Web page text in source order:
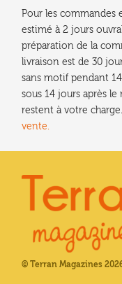
Pour les commandes
estimé à 2 jours
préparation de la
livraison est de 30
sans motif pendant
sous 14 jours après
restent à votre charge.
vente.
© Terran Magazines